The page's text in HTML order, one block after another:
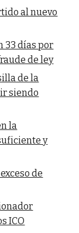
al nuevo
33 días por
de ley
de la
siendo
la
y
de
ICO